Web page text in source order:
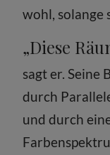
wohl, solange
„Diese
sagt er.
durch
und durch